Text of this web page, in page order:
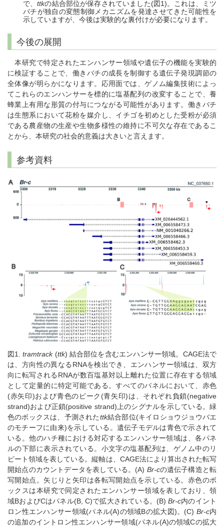
で、ttkの結合部位が保存されていました(図1)。これは、ミツ
バチが独自の変態制御メカニズムを発達させてきた可能性を
示していますが、今後は実験的な裏付けが必要になります。
今後の展開
本研究で特定されたエンハンサー領域や遺伝子の機能を実験的
に検証することで、働きバチの成長を制御する遺伝子発現調節の
全体像が明らかになります。応用面では、ゲノム編集技術によっ
てこれらのエンハンサーを標的に塩基配列の改変することで、養
蜂業上有用な形質の付与につながる可能性があります。働きバチ
は生態系において花粉を媒介し、イチゴを初めとした受粉が必須
である農産物の生産や生物多様性の維持に不可欠な存在であるこ
とから、本研究の社会的意義は大きいと言えます。
参考資料
図1.tramtrack(ttk) 結合部位を含むエンハンサー領域。CAGE法で
は、方向性の異なるRNAを検出でき、エンハンサー領域は、双方
向に転写されるRNAが数百塩基対以上離れた位置に存在する領域
として定量的に特定可能である。すべてのパネルにおいて、赤色
(赤矢印)および青色のピーク(青矢印)は、それぞれ負鎖(negative
strand)および正鎖(positive strand)上のシグナルを示している。緑
色のボックスは、予測されたttk結合部位(キイロショウジョウバエ
のモチーフに由来)を示している。遺伝子モデルは青色で示されて
いる。他のハチ種における対応するエンハンサー領域は、各パネ
ルの下部に表示されている。小文字の塩基配列は、ゲノム中のリ
ピート領域を表している。縦軸は、CAGE法により算出された転写
開始点のカウントデータを表している。(A) Br-cの遺伝子構造と転
写開始点。矢じりと矢印は各転写開始点を示している。赤色のボ
ックスは本研究で同定されたエンハンサー領域を表しており、領
域BおよびCはパネル(B, C)で拡大されている。(B)Br-c内のイント
ロン性エンハンサー領域(パネル(A)の領域Bの拡大図)。(C) Br-c内
の追加のイントロン性エンハンサー領域(パネル(A)の領域Cの拡大